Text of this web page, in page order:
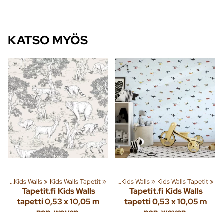
KATSO MYÖS
‪» Kids Walls‪» Kids Walls Tapetit‪»
Tapetit.fi Kids Walls
tapetti 0,53 x 10,05 m
ja tuotteita‪»Sisusta ‪»Tapetit ‪» Kids Walls‪» Kids Walls Tapetit‪»
Tapetit.fi Kids Walls
tapetti 0,53 x 10,05 m